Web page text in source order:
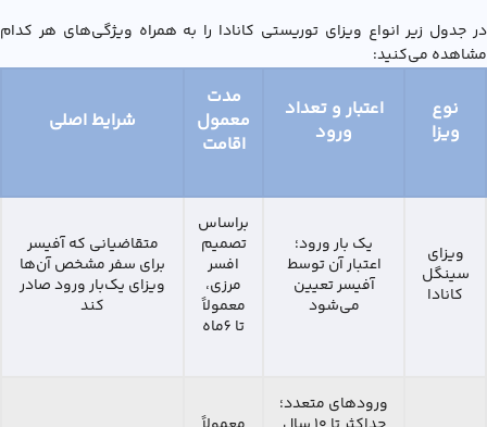
در جدول زیر انواع ويزاي توريستي کانادا را به همراه ویژگی‌های هر کدام
مشاهده می‌کنید:
نوع
ویزا
اعتبار و تعداد
ورود
مدت
معمول
اقامت
شرایط اصلی
ویزای
سینگل
کانادا
یک بار ورود؛
اعتبار آن توسط
آفیسر تعیین
می‌شود
براساس
تصمیم
افسر
مرزی،
معمولاً
تا 6ماه
متقاضیانی که آفیسر
برای سفر مشخص آن‌ها
ویزای یک‌بار ورود صادر
کند
ورودهای متعدد؛